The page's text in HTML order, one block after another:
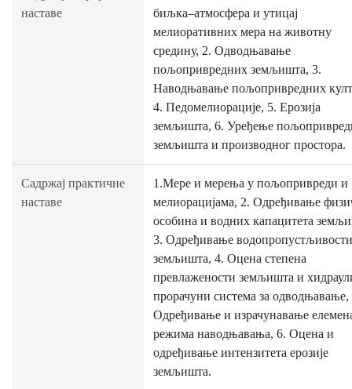
наставе
биљка–атмосфера и утицај
мелиоративних мера на животну
средину, 2. Одводњавање
пољопривредних земљишта, 3.
Наводњавање пољопривредних
4. Педомелиорације, 5. Ерозија
земљишта, 6. Уређење
земљишта и производног простора.
Садржај практичне
наставе
1.Мере и мерења у пољопривреди и
мелиорацијама, 2. Одређивање
особина и водних капацитета
3. Одређивање водопропустљивости
земљишта, 4. Оцена степена
превлажености земљишта и
прорачуни система за одводњавање,
Одређивање и израчунавање
режима наводњавања, 6. Оцена и
одређивање интензитета ерозије
земљишта.